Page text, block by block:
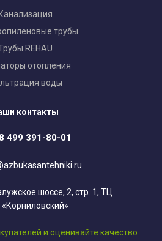
Канализация
трубы
REHAU
отопления
воды
контакты
8 499 391-80-01
шоссе, 2, стр. 1, ТЦ
«Корниловский»